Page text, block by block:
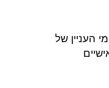
העניין של